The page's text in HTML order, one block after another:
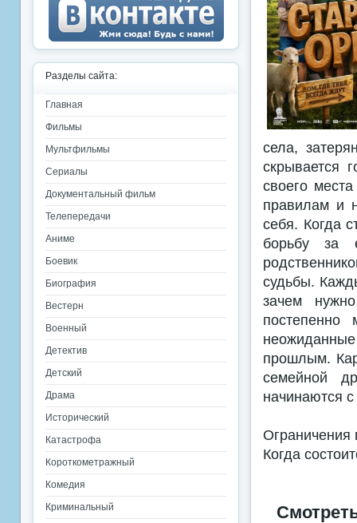
села,
скрывается
своего
правилам и
себя. Когда
борьбу за
судьбы.
зачем
постепенно
прошлым.
семейной
начинаются
Ограничения
Когда
Разделы сайта:
Главная
Фильмы
Мультфильмы
Сериалы
Документальный фильм
Телепередачи
Аниме
Боевик
Биография
Вестерн
Военный
Детектив
Детский
Драма
Исторический
Катастрофа
Короткометражный
Комедия
Криминальный